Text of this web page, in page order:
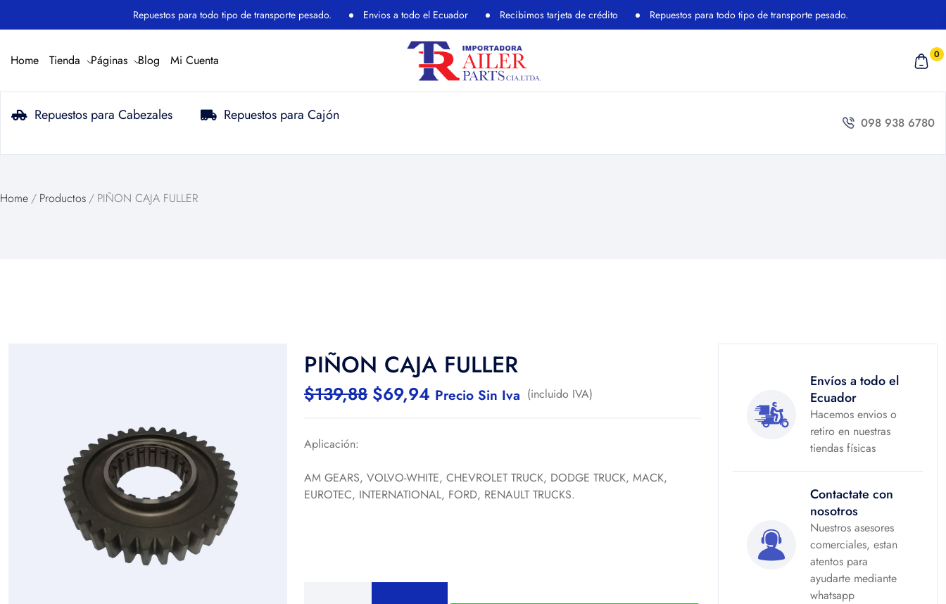
Repuestos para todo tipo de transporte pesado. Envios a todo el Ecuador Recibimos tarjeta de crédito Repuestos para todo tipo de transporte pesado.
Home Tienda Páginas Blog Mi Cuenta 0
Repuestos para Cabezales Repuestos para Cajón 098 938 6780
Home / Productos / PIÑON CAJA FULLER
PIÑON CAJA FULLER
$139,88 $69,94 Precio Sin Iva (incluido IVA)
Aplicación:
AM GEARS, VOLVO-WHITE, CHEVROLET TRUCK, DODGE TRUCK, MACK,
EUROTEC, INTERNATIONAL, FORD, RENAULT TRUCKS.
Envíos a todo el
Ecuador
Hacemos envios o
retiro en nuestras
tiendas físicas
Contactate con
nosotros
Nuestros asesores
comerciales, estan
atentos para
ayudarte mediante
whatsapp